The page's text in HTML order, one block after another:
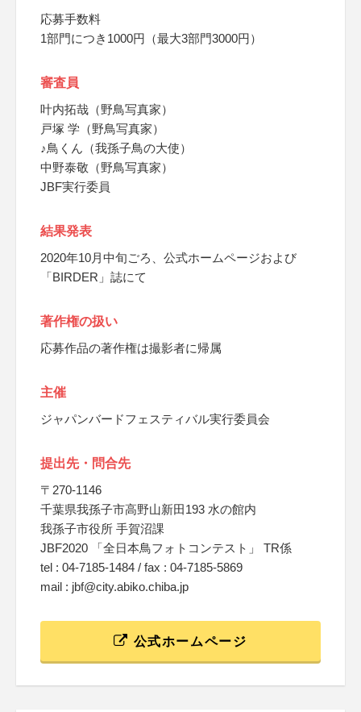
応募手数料
1部門につき1000円（最大3部門3000円）
審査員
叶内拓哉（野鳥写真家）
戸塚 学（野鳥写真家）
♪鳥くん（我孫子鳥の大使）
中野泰敬（野鳥写真家）
JBF実行委員
結果発表
2020年10月中旬ごろ、公式ホームページおよび
「BIRDER」誌にて
著作権の扱い
応募作品の著作権は撮影者に帰属
主催
ジャパンバードフェスティバル実行委員会
提出先・問合先
〒270-1146
千葉県我孫子市高野山新田193 水の館内
我孫子市役所 手賀沼課
JBF2020 「全日本鳥フォトコンテスト」 TR係
tel : 04-7185-1484 / fax : 04-7185-5869
mail : jbf@city.abiko.chiba.jp
公式ホームページ